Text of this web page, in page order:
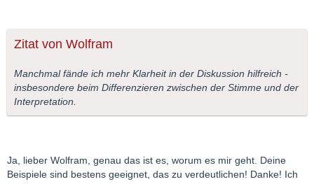
Zitat von Wolfram
Manchmal fände ich mehr Klarheit in der Diskussion hilfreich -
insbesondere beim Differenzieren zwischen der Stimme und der
Interpretation.
Ja, lieber Wolfram, genau das ist es, worum es mir geht. Deine
Beispiele sind bestens geeignet, das zu verdeutlichen! Danke! Ich